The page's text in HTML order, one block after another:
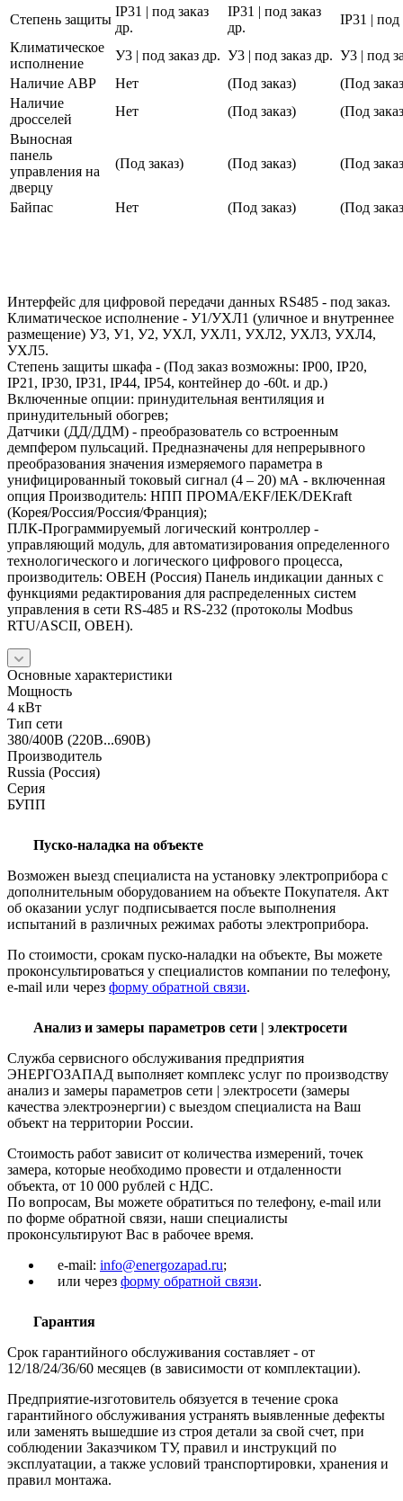
Степень защиты
IP31 | под заказ
др.
IP31 | под заказ
др.
IP31 | под
Климатическое
исполнение
У3 | под заказ др. У3 | под заказ др. У3 | под
Наличие АВР
Нет (Под заказ)
(Под
Наличие
дросселей
Нет (Под заказ)
(Под
Выносная
панель
управления на
дверцу
(Под заказ) (Под заказ) (Под
Байпас Нет (Под заказ) (Под
Интерфейс для цифровой передачи данных RS485 - под заказ.
Климатическое исполнение - У1/УХЛ1 (уличное и внутреннее
размещение) У3, У1, У2, УХЛ, УХЛ1, УХЛ2, УХЛ3, УХЛ4,
УХЛ5.
Степень защиты шкафа - (Под заказ возможны: IP00, IP20,
IP21, IP30, IP31, IP44, IP54, контейнер до -60t. и др.)
Включенные опции: принудительная вентиляция и
принудительный обогрев;
Датчики (ДД/ДДМ) - преобразователь со встроенным
демпфером пульсаций. Предназначены для непрерывного
преобразования значения измеряемого параметра в
унифицированный токовый сигнал (4 – 20) мА - включенная
опция Производитель: НПП ПРОМА/EKF/IEK/DEKraft
(Корея/Россия/Россия/Франция);
ПЛК-Программируемый логический контроллер -
управляющий модуль, для автоматизирования определенного
технологического и логического цифрового процесса,
производитель: ОВЕН (Россия) Панель индикации данных с
функциями редактирования для распределенных систем
управления в сети RS-485 и RS-232 (протоколы Modbus
RTU/ASCII, ОВЕН).
Основные характеристики
Мощность
4 кВт
Тип сети
380/400В (220В...690В)
Производитель
Russia (Россия)
Серия
БУПП
Пуско-наладка на объекте
Возможен выезд специалиста на установку электроприбора с
дополнительным оборудованием на объекте Покупателя. Акт
об оказании услуг подписывается после выполнения
испытаний в различных режимах работы электроприбора.
По стоимости, срокам пуско-наладки на объекте, Вы можете
проконсультироваться у специалистов компании по телефону,
e-mail или через форму обратной связи.
Анализ и замеры параметров сети | электросети
Служба сервисного обслуживания предприятия
ЭНЕРГОЗАПАД выполняет комплекс услуг по производству
анализ и замеры параметров сети | электросети (замеры
качества электроэнергии) с выездом специалиста на Ваш
объект на территории России.
Стоимость работ зависит от количества измерений, точек
замера, которые необходимо провести и отдаленности
объекта, от 10 000 рублей с НДС.
По вопросам, Вы можете обратиться по телефону, e-mail или
по форме обратной связи, наши специалисты
проконсультируют Вас в рабочее время.
e-mail: info@energozapad.ru;
или через форму обратной связи.
Гарантия
Срок гарантийного обслуживания составляет - от
12/18/24/36/60 месяцев (в зависимости от комплектации).
Предприятие-изготовитель обязуется в течение срока
гарантийного обслуживания устранять выявленные дефекты
или заменять вышедшие из строя детали за свой счет, при
соблюдении Заказчиком ТУ, правил и инструкций по
эксплуатации, а также условий транспортировки, хранения и
правил монтажа.